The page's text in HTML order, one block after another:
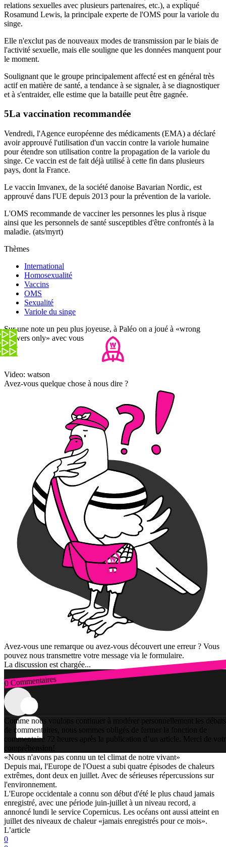
relations sexuelles avec plusieurs partenaires, etc.), a expliqué
Rosamund Lewis, la principale experte de l'OMS pour la variole du
singe.
Elle n'exclut pas de nouveaux modes de transmission par le biais de
l'activité sexuelle, mais elle souligne que les données manquent pour
le moment.
Soulignant que le groupe principalement affecté est en général très
actif en matière de santé, a tendance à se signaler, à se diagnostiquer
et à s'entraider, elle estime que la bataille peut être gagnée.
La vaccination recommandée
Vendredi, l'Agence européenne des médicaments (EMA) a déclaré
avoir approuvé l'utilisation d'un vaccin contre la variole humaine
pour étendre son utilisation contre la propagation de la variole du
singe. Ce vaccin est de fait déjà utilisé à cette fin dans plusieurs
pays, dont la France.
Le vaccin Imvanex, de la société danoise Bavarian Nordic, est
approuvé dans l'UE depuis 2013 pour la prévention de la variole.
L'OMS recommande de vacciner les personnes les plus à risque
ainsi que les personnels de santé susceptibles d'être confrontés à la
maladie. (ats/myrt)
Thèmes
International
Homosexualité
Vaccins
OMS
Sexualité
Variole du singe
Sur une note un peu plus joyeuse, à Paléo on a joué à «wrong
answers only» avec vous
Video: watson
Avez-vous quelque chose à nous dire ?
Avez-vous une remarque ou avez-vous découvert une erreur ? Vous
pouvez nous transmettre votre message via le formulaire.
La discussion est chargée...
0 Commentaires
Connexion
Comme nous voulons continuer à modérer personnellement les débats
de commentaires, nous sommes obligés de fermer la fonction de
commentaire 72 heures après la publication d’un article. Merci de
compréhension!
«Nous n'avons pas connu un tel climat de notre vivant»
Depuis mai, l'Europe de l'Ouest a subi quatre épisodes de chaleurs
extrêmes, dont deux en juillet. Avec de sérieuses répercussions sur
l'environnement.
L'Europe occidentale a connu son début d'été le plus chaud jamais
enregistré, avec une période juin-juillet à un niveau record, a
annoncé lundi le service Copernicus. Les océans ont aussi atteint en
juillet des niveaux de chaleur «jamais enregistrés pour ce mois».
L’article
0